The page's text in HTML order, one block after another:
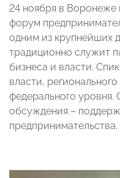
24 ноября в
форум
одним из крупнейших
традиционно служит
бизнеса и власти.
власти,
федерального уровня.
обсуждения –
предпринимательства.